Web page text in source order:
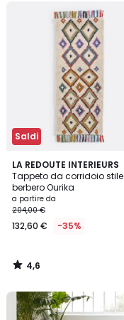
Saldi
LA REDOUTE INTERIEURS
Tappeto da corridoio stile
berbero Ourika
a partire da
204,00 €
132,60 € -35%
4,6
/ 5
4,6
/